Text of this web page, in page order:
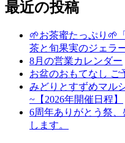
ビ
投
稿:
最近の投稿
🌱お茶蜜たっぷり🌱
茶と旬果実のジェラ
8月の営業カレンダー
お盆のおもてなし ご
みどりとすずめマル
~【2026年開催日程】
6周年ありがとう祭
します。